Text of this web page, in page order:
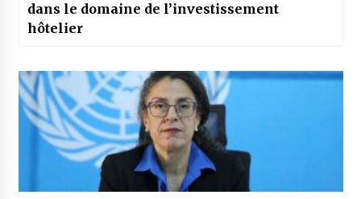
dans le domaine de l’investissement
hôtelier